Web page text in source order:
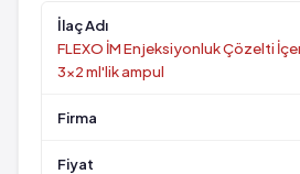
FLEXO İM Enjeksiyonluk Çözelti
3x2 ml'lik ampul